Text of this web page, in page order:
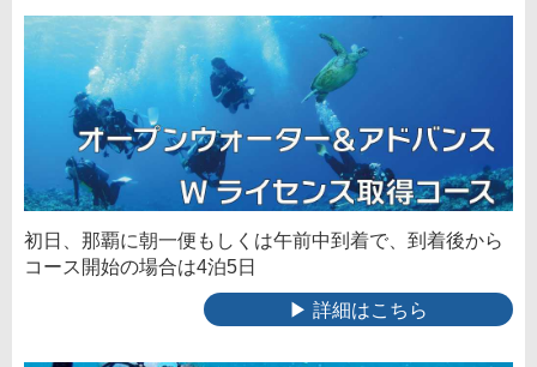
初日、那覇に朝一便もしくは午前中到着で、到着後から
コース開始の場合は4泊5日
▶ 詳細はこちら